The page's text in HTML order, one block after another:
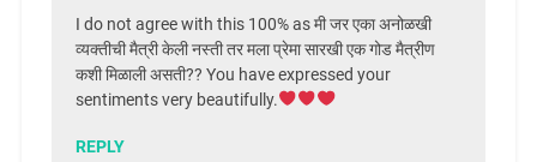
I do not agree with this 100% as मी जर एका अनोळखी
व्यक्तीची मैत्री केली नस्ती तर मला प्रेमा सारखी एक गोड मैत्रीण
कशी मिळाली असती?? You have expressed your
sentiments very beautifully.
REPLY